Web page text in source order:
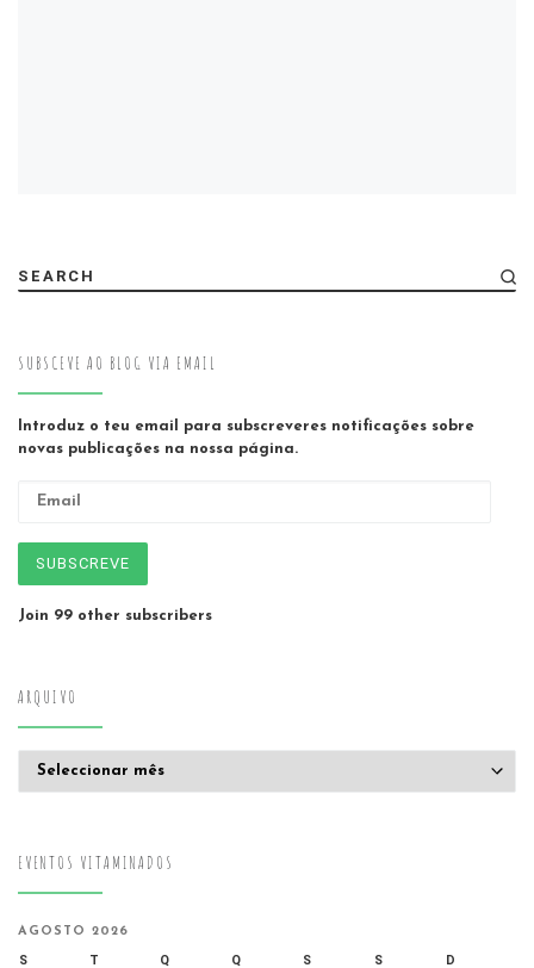
SEARCH
SUBSCEVE AO BLOG VIA EMAIL
Introduz o teu email para subscreveres notificações sobre
novas publicações na nossa página.
SUBSCREVE
Join 99 other subscribers
ARQUIVO
EVENTOS VITAMINADOS
AGOSTO 2026
S T Q Q S S D